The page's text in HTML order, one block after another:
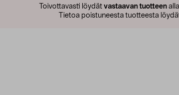
Toivottavasti löydät vastaavan tuotteen
Tietoa poistuneesta tuotteesta